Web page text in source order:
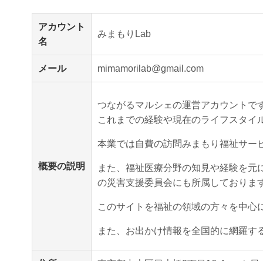
アカウント
名
みまもりLab
メール mimamorilab@gmail.com
概要の説明
つながるマルシェの運営アカウントで
これまでの経験や現在のライフスタ
本業では自費の訪問みまもり福祉サー
また、福祉医療分野の知見や経験を
の災害支援委員会にも所属しておりま
このサイトを福祉の領域の方々を中
また、お出かけ情報を全国的に網羅